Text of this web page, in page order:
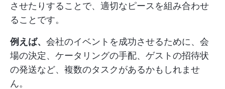
させたりすることで、適切なピースを組み合わせ
ることです。
例えば、 会社のイベントを成功させるために、会
場の決定、ケータリングの手配、ゲストの招待状
の発送など、複数のタスクがあるかもしれませ
ん。